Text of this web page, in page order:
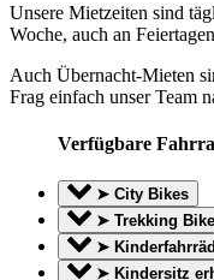
Unsere Mietzeiten sind
Woche, auch an
Auch Übernacht-Mieten
Frag einfach unser Team
Verfügbare
➤ City Bikes
➤ Trekking
➤
➤ Kindersitz